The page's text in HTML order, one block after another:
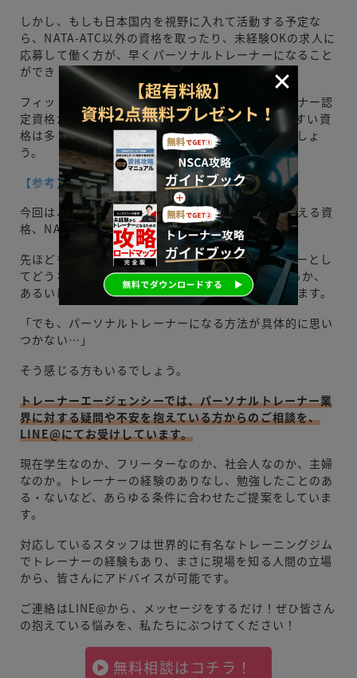
しかし、もしも日本国内を視野に入れて活動する予定な
ら、NATA-ATC以外の資格を取ったり、未経験OKの求人に
応募して働く方が、早くパーソナルトレーナーになること
ができます。
フィットネスクラブの業務委託で働く際にはトレーナー認
定資格が必要ですが、NATA-ATC以外にも取得しやすい資
格は多くあるので、そちらを視野に入れるといいでしょ
う。
【参考】パーソナルトレーナーの有名資格
今回は、パーソナルトレーナー業界の最高峰とも言える資
格、NATA-ATCについて解説しました。
先ほども書いた通り、ご自身がパーソナルトレーナーとし
てどうなりたいかによって、NATAにチャレンジするか、
あるいは別の資格取得や進路選択をするかが決まります。
「でも、パーソナルトレーナーになる方法が具体的に思い
つかない…」
そう感じる方もいるでしょう。
トレーナーエージェンシーでは、パーソナルトレーナー業
界に対する疑問や不安を抱えている方からのご相談を、
LINE@にてお受けしています。
現在学生なのか、フリーターなのか、社会人なのか、主婦
なのか。トレーナーの経験のありなし、勉強したことのあ
る・ないなど、あらゆる条件に合わせたご提案をしていま
す。
対応しているスタッフは世界的に有名なトレーニングジム
でトレーナーの経験もあり、まさに現場を知る人間の立場
から、皆さんにアドバイスが可能です。
ご連絡はLINE@から、メッセージをするだけ！ぜひ皆さん
の抱えている悩みを、私たちにぶつけてください！
無料相談はコチラ！